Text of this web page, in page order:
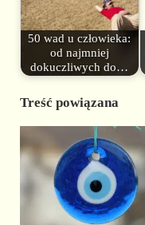
50 wad u człowieka:
od najmniej
dokuczliwych do…
Treść powiązana